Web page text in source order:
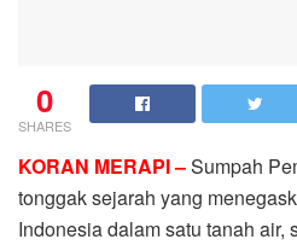
0
SHARES
KORAN MERAPI –Sumpah
tonggak sejarah yang
Indonesia dalam satu tanah air,